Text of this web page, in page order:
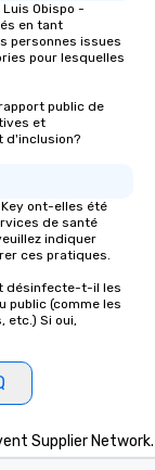
Obispo -
en tant
personnes issues
pour lesquelles
public de
et
d'inclusion?
ont-elles été
de santé
indiquer
ces pratiques.
désinfecte-t-il les
public (comme les
etc.) Si oui,
Supplier Network.